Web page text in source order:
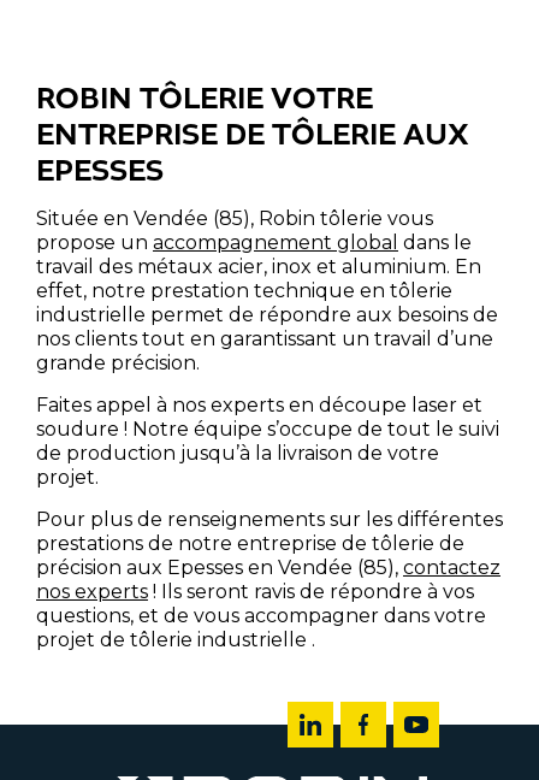
ROBIN TÔLERIE VOTRE
ENTREPRISE DE TÔLERIE AUX
EPESSES
Située en Vendée (85), Robin tôlerie vous
propose un accompagnement global dans le
travail des métaux acier, inox et aluminium. En
effet, notre prestation technique en tôlerie
industrielle permet de répondre aux besoins de
nos clients tout en garantissant un travail d’une
grande précision.
Faites appel à nos experts en découpe laser et
soudure ! Notre équipe s’occupe de tout le suivi
de production jusqu’à la livraison de votre
projet.
Pour plus de renseignements sur les différentes
prestations de notre entreprise de tôlerie de
précision aux Epesses en Vendée (85), contactez
nos experts ! Ils seront ravis de répondre à vos
questions, et de vous accompagner dans votre
projet de tôlerie industrielle .